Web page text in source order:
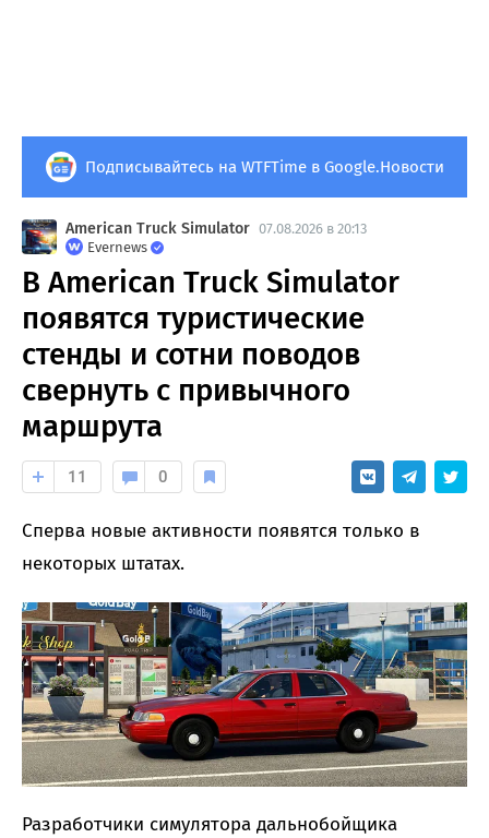
Подписывайтесь на WTFTime в Google.Новости
American Truck Simulator 07.08.2026 в 20:13
Evernews
В American Truck Simulator
появятся туристические
стенды и сотни поводов
свернуть с привычного
маршрута
11 0
Сперва новые активности появятся только в
некоторых штатах.
Разработчики симулятора дальнобойщика